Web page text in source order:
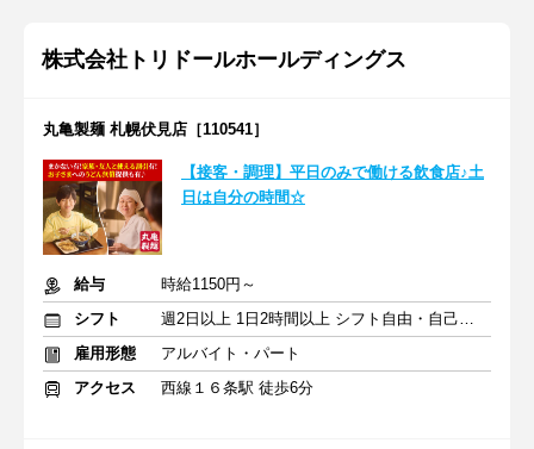
株式会社トリドールホールディングス
丸亀製麺 札幌伏見店［110541］
【接客・調理】平日のみで働ける飲食店♪土
日は自分の時間☆
給与
時給1150円～
シフト
週2日以上 1日2時間以上 シフト自由・自己申告
雇用形態
アルバイト・パート
アクセス
西線１６条駅 徒歩6分